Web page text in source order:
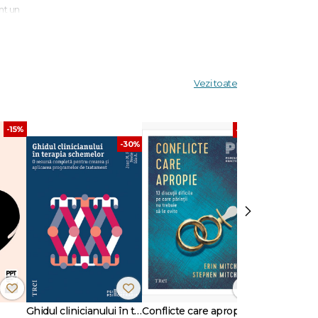
un
A mai
Vezi toate
-15%
-30%
Ghidul clinicianului în terapia schemelor
-30%
Conflicte care apropie
›